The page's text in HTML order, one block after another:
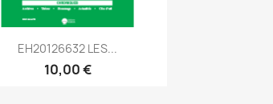
Aperçu rapide
EH20126632 LES...
10,00 €